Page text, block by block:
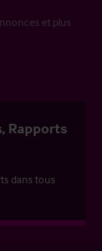
et plus
Rapports
dans tous